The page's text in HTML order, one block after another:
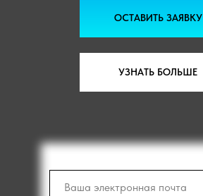
ОСТАВИТЬ ЗАЯВКУ
УЗНАТЬ БОЛЬШЕ